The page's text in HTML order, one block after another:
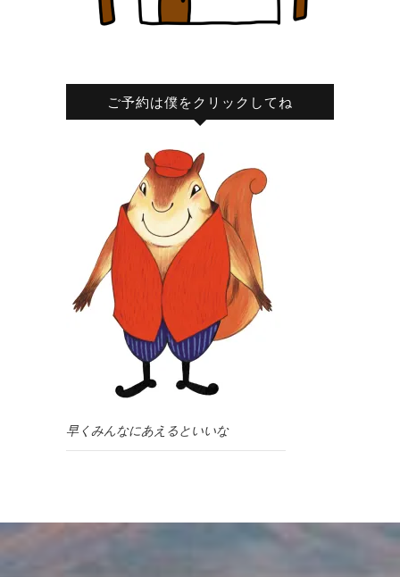
ご予約は僕をクリックしてね
早くみんなにあえるといいな